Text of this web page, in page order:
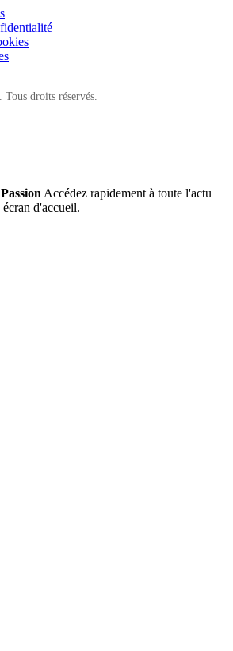
droits réservés.
Accédez rapidement à toute l'actu
d'accueil.